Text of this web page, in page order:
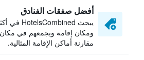
أفضل صفقات الفنادق
ومكان إقامة ويجمعهم في
مقارنة أماكن الإقامة المثالية.